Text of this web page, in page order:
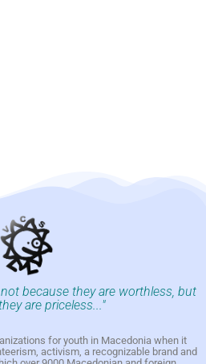
because they are worthless, but
are priceless..."
for youth in Macedonia when it
activism, a recognizable brand and